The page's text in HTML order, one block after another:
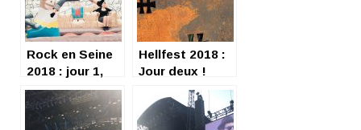
Rock en Seine
2018 : jour 1,
hein hein
Hellfest 2018 :
Jour deux !